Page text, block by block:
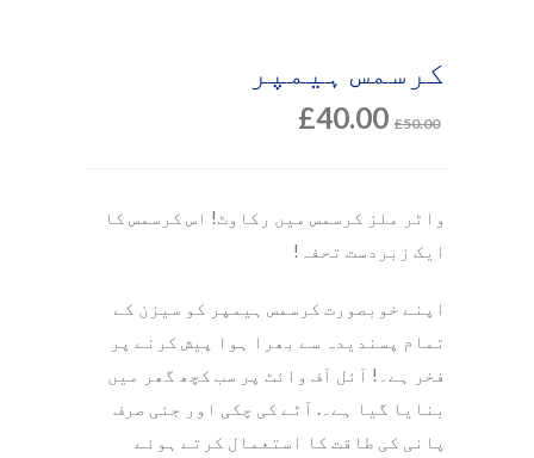
کرسمس ہیمپر
£50.00
£40.00
واٹر ملز کرسمس میں رکاوٹ! اس کرسمس کا
ایک زبردست تحفہ!
اپنے خوبصورت کرسمس ہیمپر کو سیزن کے
تمام پسندیدہ سے بھرا ہوا پیش کرنے پر
فخر ہے۔! آئل آف وائٹ پر سب کچھ گھر میں
بنایا گیا ہے۔. آٹے کی چکی اور جئی صرف
پانی کی طاقت کا استعمال کرتے ہوئے